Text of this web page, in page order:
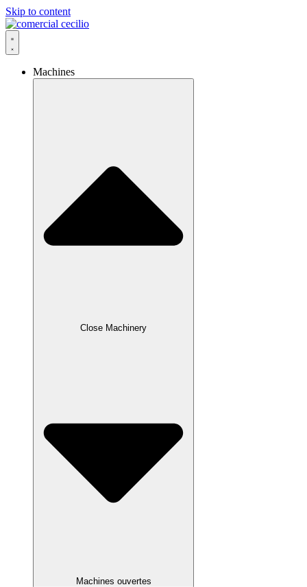
Skip to content
Machines
Close Machinery
Machines ouvertes